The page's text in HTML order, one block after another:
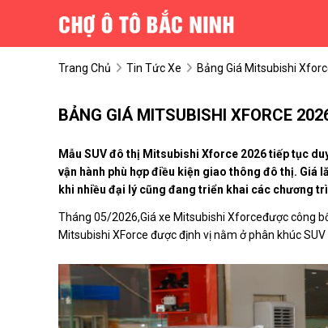
Trang Chủ Tin Tức Xe Bảng Giá Mitsubishi
BẢNG GIÁ MITSUBISHI XFORCE
Mẫu SUV đô thị Mitsubishi Xforce 2026 tiếp tục
vận hành phù hợp điều kiện giao thông đô thị. Giá
khi nhiều đại lý cũng đang triển khai các chương
Tháng 05/2026,Giá xe Mitsubishi Xforceđược công
Mitsubishi XForce được định vị nằm ở phân khúc